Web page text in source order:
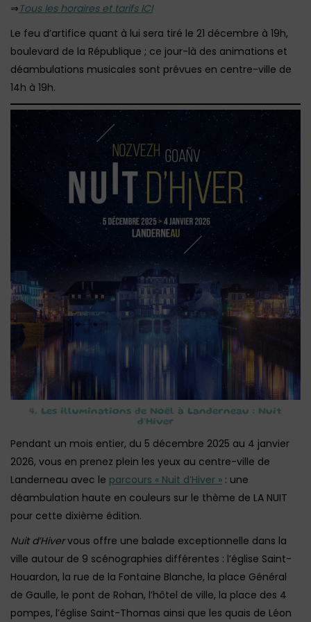
⇒ Tous les horaires et tarifs ICI
Le feu d’artifice quant à lui sera tiré le 21 décembre à 19h,
boulevard de la République ; ce jour-là des animations et
déambulations musicales sont prévues en centre-ville de
14h à 19h.
4. Les illuminations de Noël à Landerneau : Nuit
d’Hiver
Pendant un mois entier, du 5 décembre 2025 au 4 janvier
2026, vous en prenez plein les yeux au centre-ville de
Landerneau avec le parcours « Nuit d’Hiver » : une
déambulation haute en couleurs sur le thème de LA NUIT
pour cette dixième édition.
Nuit d’Hivervous offre une balade exceptionnelle dans la
ville autour de 9 scénographies différentes : l’église Saint-
Houardon, la rue de la Fontaine Blanche, la place Général
de Gaulle, le pont de Rohan, l’hôtel de ville, la place des 4
pompes, l’église Saint-Thomas ainsi que les quais de Léon